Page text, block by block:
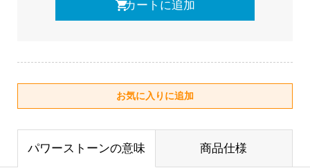
パワーストーンの意味 商品仕様